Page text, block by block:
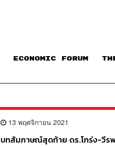
ECONOMIC FORUM
13 พฤศจิกายน 2021
บทสัมภาษณ์สุดท้าย ดร.โกร่ง-วีร